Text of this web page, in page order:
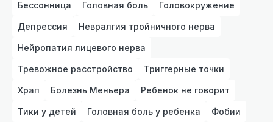
Бессонница Головная боль Головокружение
Депрессия Невралгия тройничного нерва
Нейропатия лицевого нерва
Тревожное расстройство Триггерные точки
Храп Болезнь Меньера Ребенок не говорит
Тики у детей Головная боль у ребенка Фобии